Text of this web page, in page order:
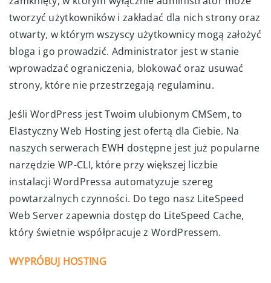
tworzyć użytkowników i zakładać dla nich strony oraz
otwarty, w którym wszyscy użytkownicy mogą założyć
bloga i go prowadzić. Administrator jest w stanie
wprowadzać ograniczenia, blokować oraz usuwać
strony, które nie przestrzegają regulaminu.
Jeśli WordPress jest Twoim ulubionym CMSem, to
Elastyczny Web Hosting jest ofertą dla Ciebie. Na
naszych serwerach EWH dostępne jest już popularne
narzędzie WP-CLI, które przy większej liczbie
instalacji WordPressa automatyzuje szereg
powtarzalnych czynności. Do tego nasz LiteSpeed
Web Server zapewnia dostęp do LiteSpeed Cache,
który świetnie współpracuje z WordPressem.
WYPRÓBUJ HOSTING